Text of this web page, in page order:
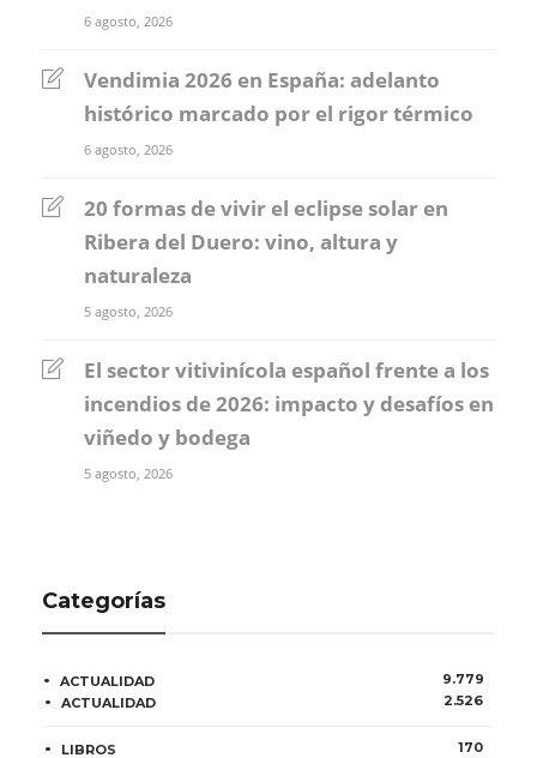
6 agosto, 2026
Vendimia 2026 en España: adelanto
histórico marcado por el rigor térmico
6 agosto, 2026
20 formas de vivir el eclipse solar en
Ribera del Duero: vino, altura y
naturaleza
5 agosto, 2026
El sector vitivinícola español frente a los
incendios de 2026: impacto y desafíos en
viñedo y bodega
5 agosto, 2026
Categorías
ACTUALIDAD
9.779
ACTUALIDAD
2.526
LIBROS 170